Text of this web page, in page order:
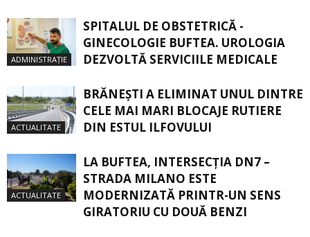
ADMINISTRAȚIE
SPITALUL DE OBSTETRICĂ -
GINECOLOGIE BUFTEA. UROLOGIA
DEZVOLTĂ SERVICIILE MEDICALE
ACTUALITATE
BRĂNEȘTI A ELIMINAT UNUL DINTRE
CELE MAI MARI BLOCAJE RUTIERE
DIN ESTUL ILFOVULUI
ACTUALITATE
LA BUFTEA, INTERSECŢIA DN7 –
STRADA MILANO ESTE
MODERNIZATĂ PRINTR-UN SENS
GIRATORIU CU DOUĂ BENZI